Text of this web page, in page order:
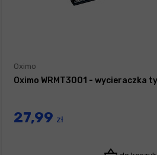
Oximo
Oximo WRMT3001 - wycieraczka
27,99 zł